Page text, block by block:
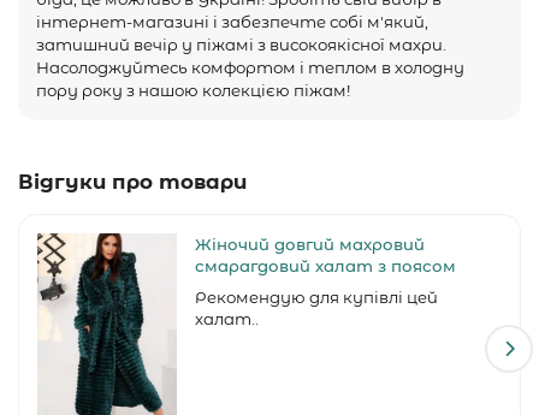
інтернет-магазині і забезпечте собі м'який,
затишний вечір у піжамі з високоякісної махри.
Насолоджуйтесь комфортом і теплом в холодну
пору року з нашою колекцією піжам!
Відгуки про товари
Жіночий довгий махровий
смарагдовий халат з поясом
Рекомендую для купівлі цей
халат..